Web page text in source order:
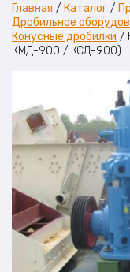
Главная / Каталог /
Дробильное
Конусные дробилки /
КМД-900 / КСД-900)